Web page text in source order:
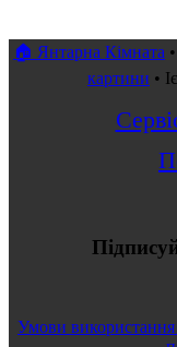
🏠 Янтарна Кімната •
картини •
Умови використання